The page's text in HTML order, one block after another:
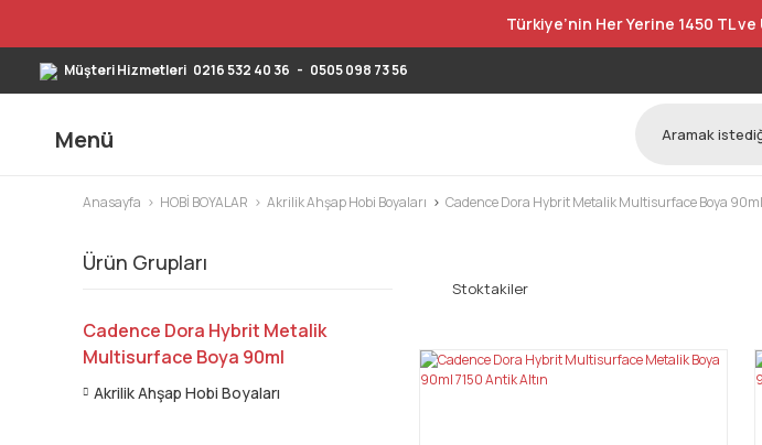
Türkiye’nin Her Yerine 1450 TL
Müşteri Hizmetleri 0216 532 40 36 - 0505 098 73 56
Menü
Anasayfa HOBİ BOYALAR Akrilik Ahşap Hobi Boyaları Cadence Dora Hybrit Metalik Multisurface Boya 90ml
Ürün Grupları
Cadence Dora Hybrit Metalik
Multisurface Boya 90ml
Akrilik Ahşap Hobi Boyaları
Stoktakiler